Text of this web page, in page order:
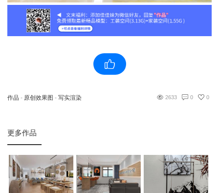
作品 - 原创效果图 - 写实渲染 2633 0 0
更多作品